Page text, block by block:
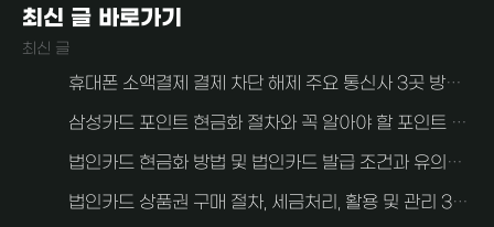
최신 글 바로가기
최신 글
휴대폰 소액결제 결제 차단 해제 주요 통신사 3곳 방법 알아보자 (SKT, KT, LG U+)
삼성카드 포인트 현금화 절차와 꼭 알아야 할 포인트 현금화 주의사항
법인카드 현금화 방법 및 법인카드 발급 조건과 유의사항 알아보자
법인카드 상품권 구매 절차, 세금처리, 활용 및 관리 3가지 중요한 사항 안내